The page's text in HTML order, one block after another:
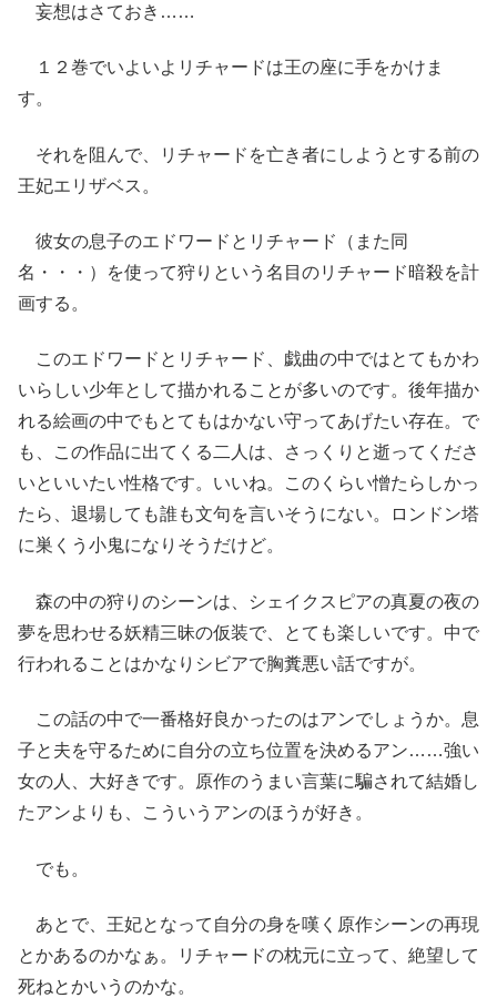
妄想はさておき……
１２巻でいよいよリチャードは王の座に手をかけま
す。
それを阻んで、リチャードを亡き者にしようとする前の
王妃エリザベス。
彼女の息子のエドワードとリチャード（また同
名・・・）を使って狩りという名目のリチャード暗殺を計
画する。
このエドワードとリチャード、戯曲の中ではとてもかわ
いらしい少年として描かれることが多いのです。後年描か
れる絵画の中でもとてもはかない守ってあげたい存在。で
も、この作品に出てくる二人は、さっくりと逝ってくださ
いといいたい性格です。いいね。このくらい憎たらしかっ
たら、退場しても誰も文句を言いそうにない。ロンドン塔
に巣くう小鬼になりそうだけど。
森の中の狩りのシーンは、シェイクスピアの真夏の夜の
夢を思わせる妖精三昧の仮装で、とても楽しいです。中で
行われることはかなりシビアで胸糞悪い話ですが。
この話の中で一番格好良かったのはアンでしょうか。息
子と夫を守るために自分の立ち位置を決めるアン……強い
女の人、大好きです。原作のうまい言葉に騙されて結婚し
たアンよりも、こういうアンのほうが好き。
でも。
あとで、王妃となって自分の身を嘆く原作シーンの再現
とかあるのかなぁ。リチャードの枕元に立って、絶望して
死ねとかいうのかな。